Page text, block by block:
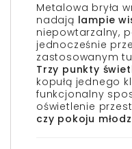
Metalowa bryła
nadają lampie
niepowtarzalny,
jednocześnie
zastosowanym
Trzy punkty
kopułą jednego
funkcjonalny
oświetlenie
czy pokoju